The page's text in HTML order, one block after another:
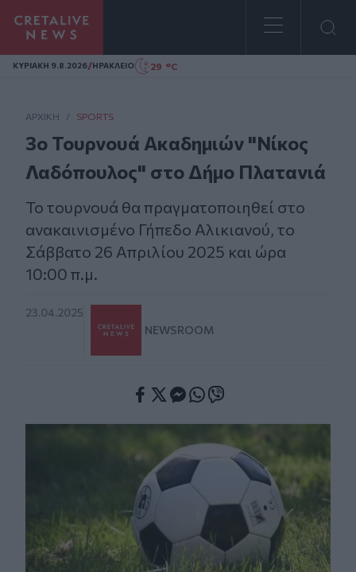
Homepage
ΚΥΡΙΑΚΗ 9.8.2026/ΗΡΑΚΛΕΙΟ 29 °C
ΑΡΧΙΚΗ / SPORTS
3ο Τουρνουά Ακαδημιών "Νίκος
Λαδόπουλος" στο Δήμο Πλατανιά
Το τουρνουά θα πραγματοποιηθεί στο
ανακαινισμένο Γήπεδο Αλικιανού, το
Σάββατο 26 Απριλίου 2025 και ώρα
10:00 π.μ.
23.04.2025
NEWSROOM